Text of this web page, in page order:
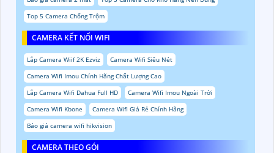
Top 5 Camera Chống Trộm
CAMERA KẾT NỐI WIFI
Lắp Camera Wiif 2K Ezviz
Camera Wifi Siêu Nét
Camera Wifi Imou Chính Hãng Chất Lượng Cao
Lắp Camera Wifi Dahua Full HD
Camera Wifi Imou Ngoài Trời
Camera Wifi Kbone
Camera Wifi Giá Rẻ Chính Hãng
Báo giá camera wifi hikvision
CAMERA THEO GÓI